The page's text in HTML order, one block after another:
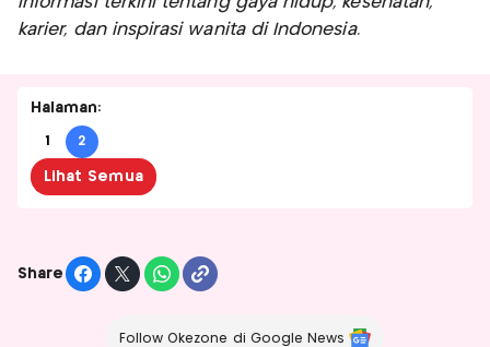
karier, dan inspirasi wanita di Indonesia.
Halaman:
1 2
Lihat Semua
Share
Follow Okezone di Google News